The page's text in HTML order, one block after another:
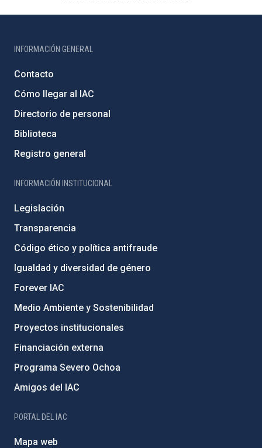
INFORMACIÓN GENERAL
Contacto
Cómo llegar al IAC
Directorio de personal
Biblioteca
Registro general
INFORMACIÓN INSTITUCIONAL
Legislación
Transparencia
Código ético y política antifraude
Igualdad y diversidad de género
Forever IAC
Medio Ambiente y Sostenibilidad
Proyectos institucionales
Financiación externa
Programa Severo Ochoa
Amigos del IAC
PORTAL DEL IAC
Mapa web